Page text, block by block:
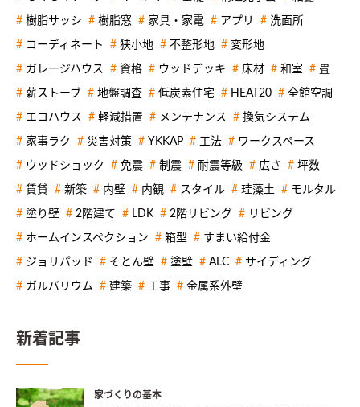
樹脂サッシ 樹脂窓 家具・家電 アプリ 洗面所
コーディネート 狭小地 不整形地 変形地
ガレージハウス 資格 ウッドデッキ 床材 和室 畳
薪ストーブ 地盤調査 低炭素住宅 HEAT20 全館空調
エコハウス 軽減措置 メンテナンス 換気システム
家事ラク 災害対策 YKKAP 工法 ワークスペース
ウッドショック 免震 制震 耐震等級 広さ 坪数
賃貸 新築 内壁 内観 スタイル 珪藻土 モルタル
塗り壁 2階建て LDK 2階リビング リビング
ホームインスペクション 箱型 すまい給付金
ジョリパッド そとん壁 塗壁 ALC サイディング
ガルバリウム 建築 工事 金属系外壁
新着記事
家づくりの基本